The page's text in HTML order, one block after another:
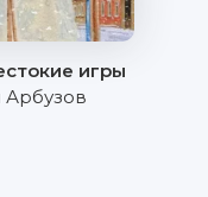
игры
Арбузов